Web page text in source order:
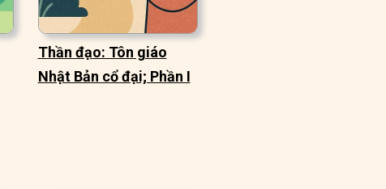
Thần đạo: Tôn giáo
Nhật Bản cổ đại; Phần I